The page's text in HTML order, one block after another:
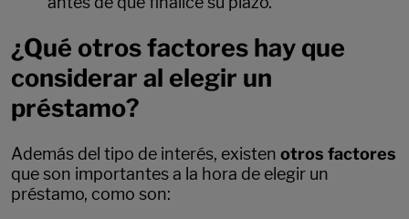
¿Qué otros factores hay que
considerar al elegir un
préstamo?
Además del tipo de interés, existen otros factores
que son importantes a la hora de elegir un
préstamo, como son: